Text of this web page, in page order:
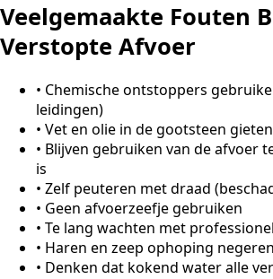
Veelgemaakte Fouten
Verstopte Afvoer
• Chemische ontstoppers
leidingen)
• Vet en olie in de gootsteen gieten
• Blijven gebruiken van de afvoer
is
• Zelf peuteren met draad
• Geen afvoerzeefje gebruiken
• Te lang wachten met
• Haren en zeep ophoping
• Denken dat kokend water alle